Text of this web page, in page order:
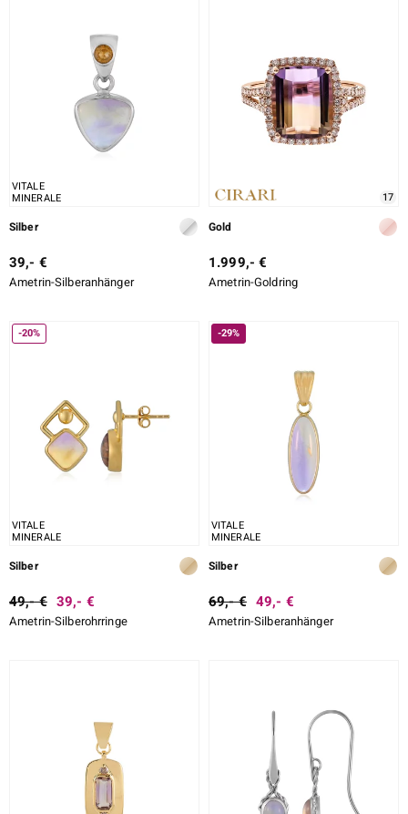
SCHLIFF DETAILLIERT
VITALE
MINERALE
Silber
39,- €
Ametrin-Silberanhänger
17
Gold
1.999,- €
Ametrin-Goldring
-20%
VITALE
MINERALE
Silber
49,- € 39,- €
Ametrin-Silberohrringe
-29%
VITALE
MINERALE
Silber
69,- € 49,- €
Ametrin-Silberanhänger